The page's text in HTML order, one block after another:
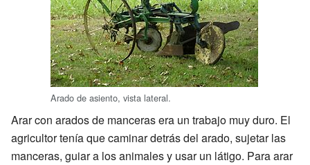
Arado de asiento, vista lateral.
Arar con arados de manceras era un trabajo muy duro. El
agricultor tenía que caminar detrás del arado, sujetar las
manceras, guiar a los animales y usar un látigo. Para arar